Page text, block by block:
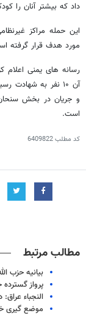
داد که بیشتر آنان را
این حمله مراکز
مورد هدف قرار گرفته
رسانه های یمنی اعلام
و جریان در بخش
است.
کد مطلب6409822
مطالب مرتبط
بیانیه حزب
پرواز
النجباء
موضع گیری خصمانه ۲ مقام ارشد امنیتی و